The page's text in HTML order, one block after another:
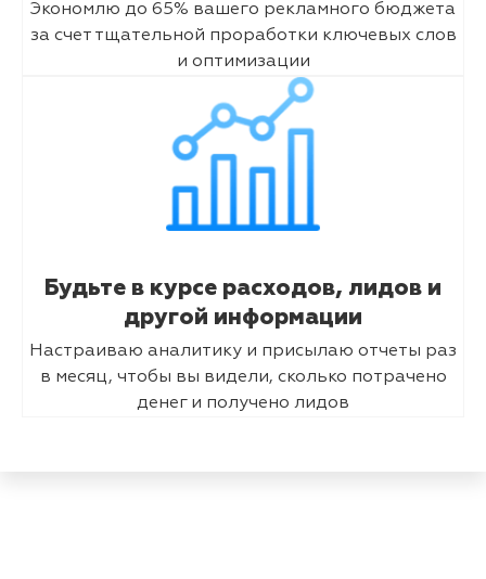
Экономлю до 65% вашего рекламного бюджета
за счет тщательной проработки ключевых слов
и оптимизации
Будьте в курсе расходов, лидов и
другой информации
Настраиваю аналитику и присылаю отчеты раз
в месяц, чтобы вы видели, сколько потрачено
денег и получено лидов